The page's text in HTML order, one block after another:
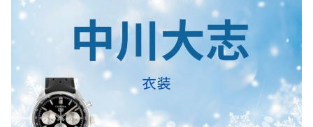
・ 森七菜
・ 出口夏希
・田辺桃子
・滝沢カレン